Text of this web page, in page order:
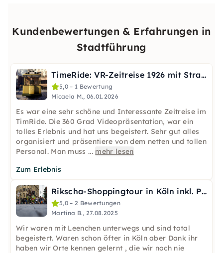
Kundenbewertungen & Erfahrungen in
Stadtführung
TimeRide: VR-Zeitreise 1926 mit Straßenbahn in Köln: 45 Min
5,0 – 1 Bewertung
Micaela M., 06.01.2026
Es war eine sehr schöne und Interessante Zeitreise im
TimRide. Die 360 Grad Videopräsentation, war ein
tolles Erlebnis und hat uns begeistert. Sehr gut alles
organisiert und präsentiere von dem netten und tollen
Personal. Man muss ... mehr lesen
Zum Erlebnis
Rikscha-Shoppingtour in Köln inkl. Piccolo-Sekt & Abholung
5,0 – 2 Bewertungen
Martina B., 27.08.2025
Wir waren mit Leenchen unterwegs und sind total
begeistert. Waren schon öfter in Köln aber Dank ihr
haben wir Orte kennen gelernt , die wir noch nie